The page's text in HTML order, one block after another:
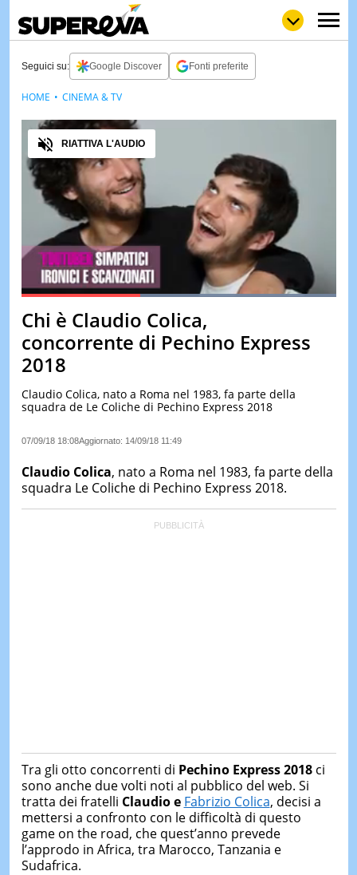
LOLGULP
LOVE
WOWPOP
NEWS
QUIZ
TEST
DI
Seguici su: Google Discover Fonti preferite
Pause Unmute
Loaded:100.00%
Audio
RIATTIVA L'AUDIO
Chi è Claudio Colica,
concorrente di Pechino Express
2018
Claudio Colica, nato a Roma nel 1983, fa parte della
squadra de Le Coliche di Pechino Express 2018
07/09/18 18:08Aggiornato: 14/09/18 11:49
HOME CINEMA & TV
Claudio Colica, nato a Roma nel 1983, fa parte della
squadra Le Coliche di Pechino Express 2018.
Tra gli otto concorrenti di Pechino Express 2018ci
sono anche due volti noti al pubblico del web. Si
tratta dei fratelli Claudio e Fabrizio Colica, decisi a
mettersi a confronto con le difficoltà di questo
game on the road, che quest’anno prevede
l’approdo in Africa, tra Marocco, Tanzania e
Sudafrica.